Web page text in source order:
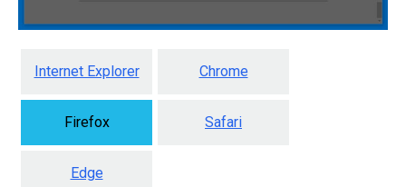
Internet Explorer Chrome
Firefox Safari
Edge